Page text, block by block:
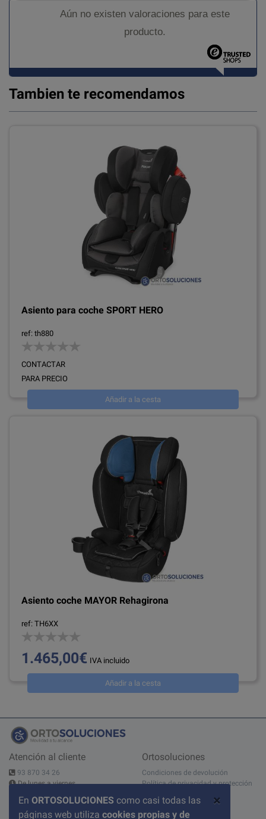
×
En ORTOSOLUCIONES como casi todas las
páginas web utiliza cookies propias y de
Aún no existen valoraciones para este
producto.
Tambien te recomendamos
Asiento para coche SPORT HERO
ref: th880
CONTACTAR
PARA PRECIO
Añadir a la cesta
Asiento coche MAYOR Rehagirona
ref: TH6XX
1.465,00€ IVA incluido
Añadir a la cesta
Atención al cliente
93 870 34 26
De lunes a viernes
Contáctanos
C/ del Pont nº 17, 1A
Ortosoluciones
Condiciones de devolución
Política de privacidad y protección
Aviso legal
Sobre nosotros